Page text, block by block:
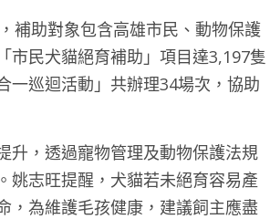
補助對象包含高雄市民、動物保護
市民犬貓絕育補助」項目達3,197隻
一巡迴活動」共辦理34場次，協助
升，透過寵物管理及動物保護法規
姚志旺提醒，犬貓若未絕育容易產
，為維護毛孩健康，建議飼主應盡